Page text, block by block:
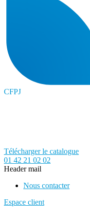
CFPJ
Télécharger le catalogue
01 42 21 02 02
Header mail
Nous contacter
Espace client